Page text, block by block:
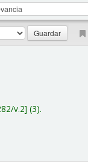
v.2 (3).